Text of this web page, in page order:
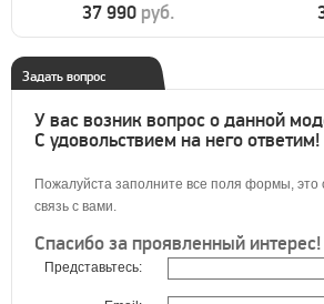
37 990 руб.
Задать вопрос
У вас возник вопрос о данной
С удовольствием на него ответим!
Пожалуйста заполните все поля формы, это
связь с вами.
Спасибо за проявленный интерес!
Представьтесь: